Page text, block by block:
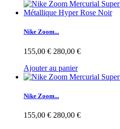
Nike Zoom...
155,00 € 280,00 €
Ajouter au panier
Nike Zoom...
155,00 € 280,00 €